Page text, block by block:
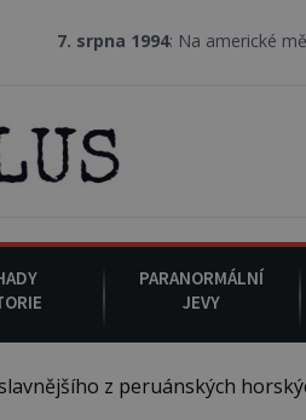
: Na americké městečko Oakville
PARANORMÁLNÍ
JEVY
z peruánských